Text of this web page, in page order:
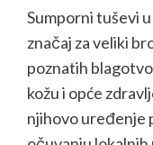
Sumporni tuševi
značaj za veliki
poznatih
kožu i opće
njihovo uređenje